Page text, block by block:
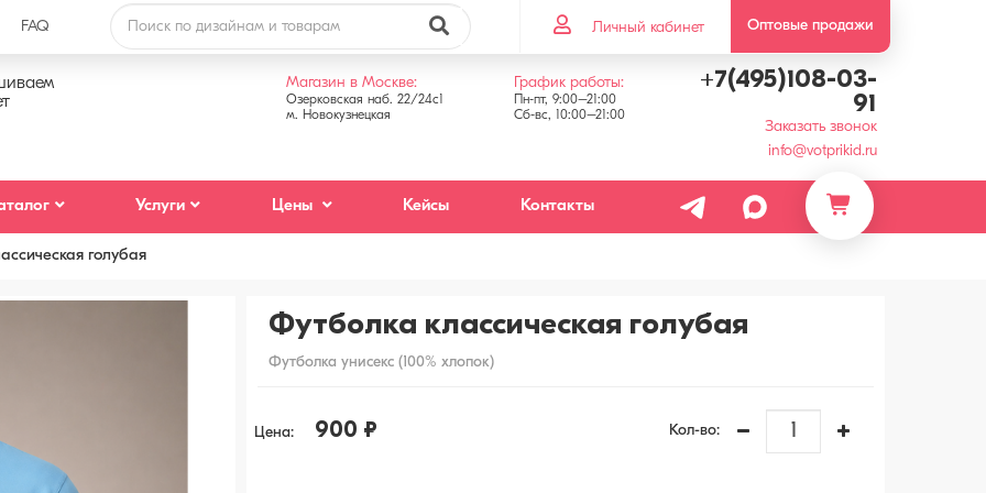
Личный кабинет Оптовые продажи
FAQ
+7(495)108-03-
91
Заказать звонок
info@votprikid.ru
График работы:
Пн-пт, 9:00–21:00
Сб-вс, 10:00–21:00
Магазин в Москве:
Озерковcкая наб. 22/24с1
м. Новокузнецкая
Услуги Цены Кейсы Контакты
голубая
Футболка классическая голубая
Футболка унисекс (100% хлопок)
Цена: 900 ₽ Кол-во:
обсудить детали
звонка
персональных данных
Отправить Закрыть